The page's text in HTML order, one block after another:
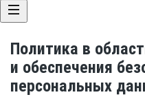
Политика в
и обеспечения
персональных